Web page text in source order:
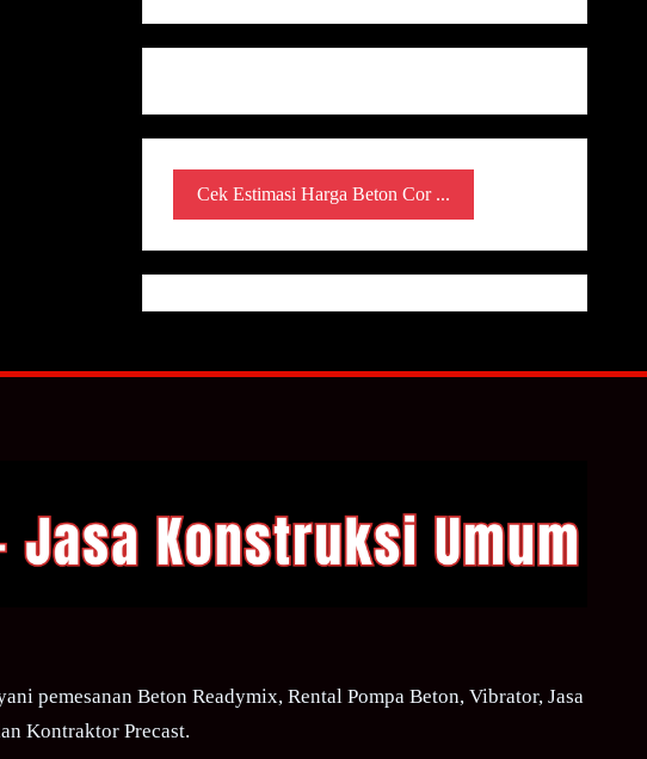
Cek Estimasi Harga Beton Cor ...
pemesanan Beton Readymix, Rental Pompa Beton, Vibrator, Jasa
Kontraktor Precast.